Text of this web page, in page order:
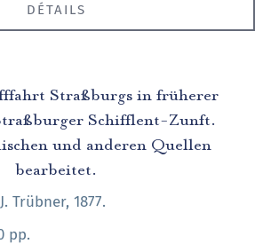
DÉTAILS
Straßburgs in früherer
Schifflent-Zunft.
und anderen Quellen
bearbeitet.
Trübner, 1877.
pp.